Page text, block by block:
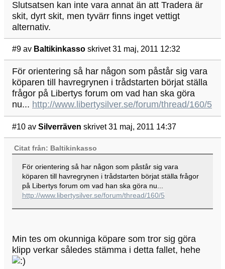
Slutsatsen kan inte vara annat än att Tradera är
skit, dyrt skit, men tyvärr finns inget vettigt
alternativ.
#9 av Baltikinkasso skrivet 31 maj, 2011 12:32
För orientering så har någon som påstår sig vara
köparen till havregrynen i trådstarten börjat ställa
frågor på Libertys forum om vad han ska göra
nu... http://www.libertysilver.se/forum/thread/160/5
#10 av Silverräven skrivet 31 maj, 2011 14:37
Citat från: Baltikinkasso
För orientering så har någon som påstår sig vara
köparen till havregrynen i trådstarten börjat ställa frågor
på Libertys forum om vad han ska göra nu...
http://www.libertysilver.se/forum/thread/160/5
Min tes om okunniga köpare som tror sig göra
klipp verkar således stämma i detta fallet, hehe